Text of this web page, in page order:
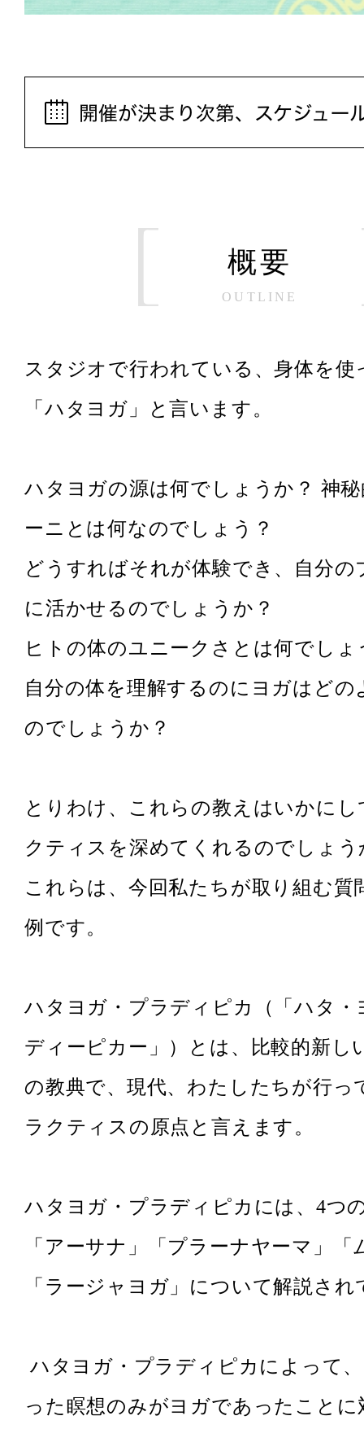
概要
OUTLINE
スタジオで行われている、身体を使
「ハタヨガ」と言います。
ハタヨガの源は何でしょうか？ 神
ーニとは何なのでしょう？
どうすればそれが体験でき、自分の
に活かせるのでしょうか？
ヒトの体のユニークさとは何でしょ
自分の体を理解するのにヨガはどの
のでしょうか？
とりわけ、これらの教えはいかに
クティスを深めてくれるのでしょう
これらは、今回私たちが取り組む質
例です。
ハタヨガ・プラディピカ（「ハタ・
ディーピカー」）とは、比較的新し
の教典で、現代、わたしたちが行っ
ラクティスの原点と言えます。
ハタヨガ・プラディピカには、4つ
「アーサナ」「プラーナヤーマ」「
「ラージャヨガ」について解説さ
ハタヨガ・プラディピカによって
った瞑想のみがヨガであったこと